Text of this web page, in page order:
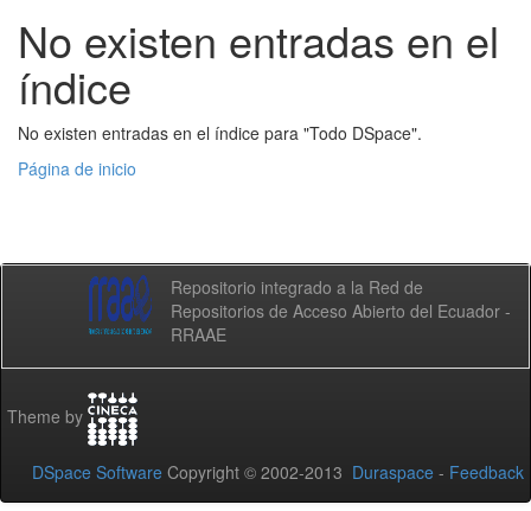
No existen entradas en el
índice
No existen entradas en el índice para "Todo DSpace".
Página de inicio
Repositorio integrado a la Red de
Repositorios de Acceso Abierto del Ecuador -
RRAAE
Theme by
DSpace Software Copyright © 2002-2013 Duraspace - Feedback